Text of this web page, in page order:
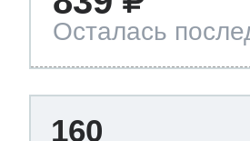
Осталась
160